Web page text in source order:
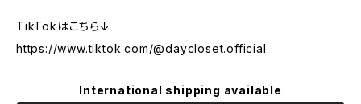
TikTokはこちら↓
https://www.tiktok.com/@daycloset.official
International shipping available